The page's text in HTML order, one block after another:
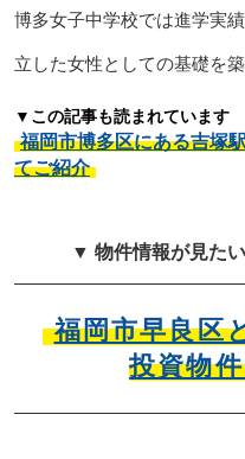
博多女子中学校では進学実
立した女性としての基礎を
▼この記事も読まれています
福岡市博多区にある吉塚
てご紹介
▼ 物件情報が見た
福岡市早良区
投資物